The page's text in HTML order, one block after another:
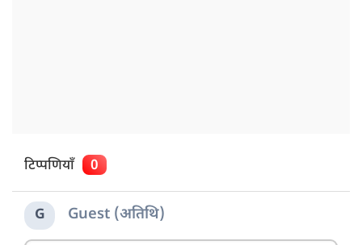
टिप्पणियाँ 0
G Guest (अतिथि)